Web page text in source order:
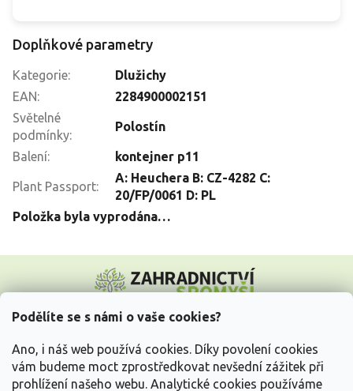
Podělíte se s námi o vaše cookies?
Ano, i náš web používá cookies. Díky povolení cookies
vám budeme moct zprostředkovat nevšední zážitek při
prohlížení našeho webu. Analytické cookies používáme
Doplňkové parametry
Kategorie:
Dlužichy
EAN:
2284900002151
Světelné
podmínky:
Polostín
Balení: kontejner p11
Plant Passport:
A: Heuchera B: CZ-4282 C:
20/FP/0061 D: PL
Položka byla vyprodána…
p
Vše o nákupu
Informace pro Vás